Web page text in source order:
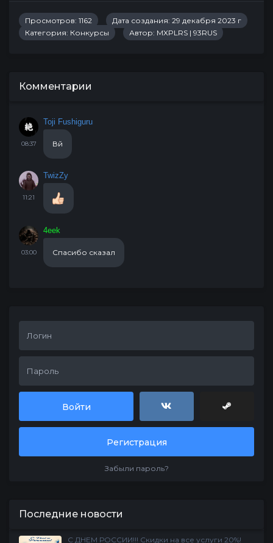
Просмотров: 1162
Дата создания: 29 декабря 2023 г
Категория: Конкурсы Автор: MXPLRS | 93RUS
Комментарии
08:37
Toji Fushiguru
Вй
11:21
TwizZy
03:00
4eek
Спасибо сказал
Войти
Регистрация
Забыли пароль?
Последние новости
С ДНЕМ РОССИИ!!! Скидки на все услуги 20%!